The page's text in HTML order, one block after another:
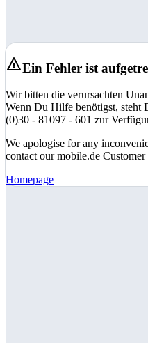
Ein Fehler ist
Wir bitten die verursachten
Wenn Du Hilfe benötigst, steht
(0)30 - 81097 - 601 zur
We apologise for any
contact our mobile.de
Homepage